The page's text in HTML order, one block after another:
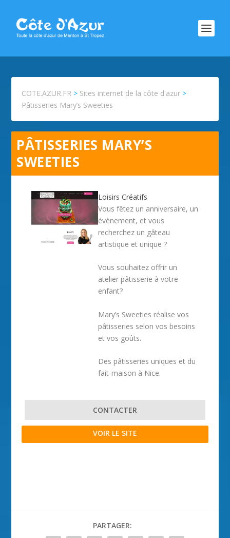
COTE.AZUR.FR > Sites internet de la côte d'azur >
Pâtisseries Mary’s Sweeties
PÂTISSERIES MARY’S
SWEETIES
Loisirs Créatifs
Vous fêtez un anniversaire, un
évènement, et vous
recherchez un gâteau
artistique et unique ?
Vous souhaitez offrir un
atelier pâtisserie à votre
enfant?
Mary’s Sweeties réalise vos
pâtisseries selon vos besoins
et vos goûts.
Des pâtisseries uniques et du
fait-maison à Nice.
CONTACTER
VOIR LE SITE
PARTAGER: